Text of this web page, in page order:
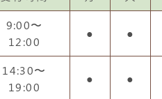
9:00〜
12:00
● ●
14:30〜
19:00
● ●